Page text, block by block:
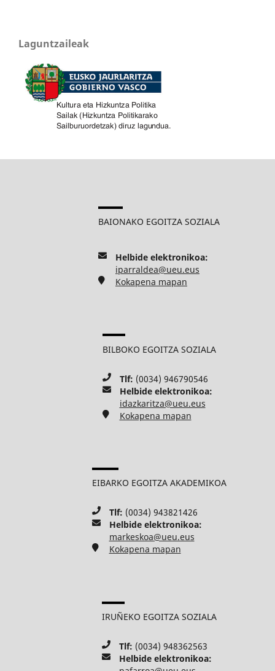
Laguntzaileak
BAIONAKO EGOITZA SOZIALA
Helbide elektronikoa:
iparraldea@ueu.eus
Kokapena mapan
BILBOKO EGOITZA SOZIALA
Tlf: (0034) 946790546
Helbide elektronikoa:
idazkaritza@ueu.eus
Kokapena mapan
EIBARKO EGOITZA AKADEMIKOA
Tlf: (0034) 943821426
Helbide elektronikoa:
markeskoa@ueu.eus
Kokapena mapan
IRUÑEKO EGOITZA SOZIALA
Tlf: (0034) 948362563
Helbide elektronikoa: